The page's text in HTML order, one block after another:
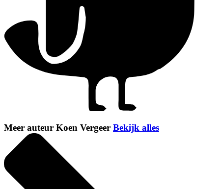
Meer auteur Koen Vergeer Bekijk alles